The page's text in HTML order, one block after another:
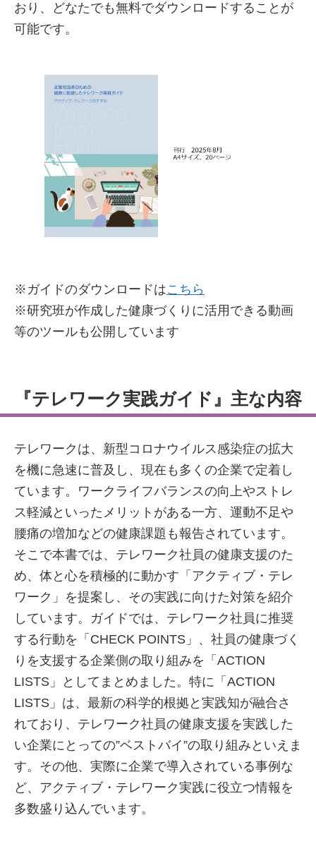
おり、どなたでも無料でダウンロードすることが
可能です。
※ガイドのダウンロードはこちら
※研究班が作成した健康づくりに活用できる動画
等のツールも公開しています
『テレワーク実践ガイド』主な内容
テレワークは、新型コロナウイルス感染症の拡大
を機に急速に普及し、現在も多くの企業で定着し
ています。ワークライフバランスの向上やストレ
ス軽減といったメリットがある一方、運動不足や
腰痛の増加などの健康課題も報告されています。
そこで本書では、テレワーク社員の健康支援のた
め、体と心を積極的に動かす「アクティブ・テレ
ワーク」を提案し、その実践に向けた対策を紹介
しています。ガイドでは、テレワーク社員に推奨
する行動を「CHECK POINTS」、社員の健康づく
りを支援する企業側の取り組みを「ACTION
LISTS」としてまとめました。特に「ACTION
LISTS」は、最新の科学的根拠と実践知が融合さ
れており、テレワーク社員の健康支援を実践した
い企業にとっての”ベストバイ”の取り組みといえま
す。その他、実際に企業で導入されている事例な
ど、アクティブ・テレワーク実践に役立つ情報を
多数盛り込んでいます。